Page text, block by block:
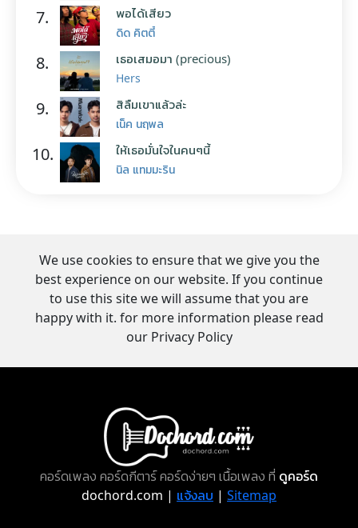
7. พอได้เสียว
ดิด คิตตี้
8. เธอเสมอมา (precious)
Hers
9. สิลืมเขาแล้วล่ะ
เน็ค นฤพล
10. ให้เธอมั่นใจในคนๆนี้
นิล แทมมะริน
We use cookies to ensure that we give you the
best experience on our website. If you continue
to use this site we will assume that you are
happy with it. for more information please read
our Privacy Policy
คอร์ดเพลง คอร์ดกีตาร์ คอร์ดง่ายๆ เนื้อเพลง ที่ ดูคอร์ด
dochord.com | แจ้งลบ | Sitemap